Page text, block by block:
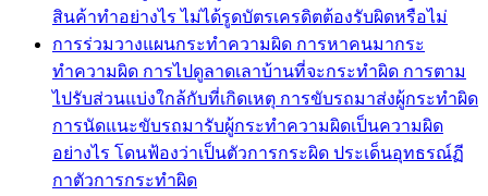
สินค้าทำอย่างไร ไม่ได้รูดบัตรเครดิตต้องรับผิดหรือไม่
การร่วมวางแผนกระทำความผิด การหาคนมากระ
ทำความผิด การไปดูลาดเลาบ้านที่จะกระทำผิด การตาม
ไปรับส่วนแบ่งใกล้กับที่เกิดเหตุ การขับรถมาส่งผู้กระทำผิด
การนัดแนะขับรถมารับผู้กระทำความผิดเป็นความผิด
อย่างไร โดนฟ้องว่าเป็นตัวการกระผิด ประเด็นอุทธรณ์ฏี
กาตัวการกระทำผิด